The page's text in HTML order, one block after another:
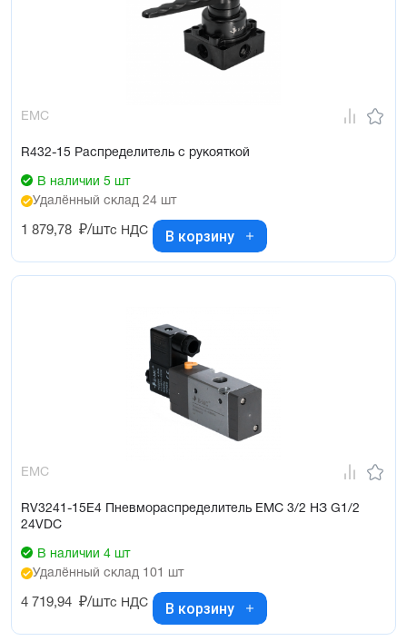
EMC
R432-15 Распределитель с рукояткой
В наличии 5 шт
Удалённый склад 24 шт
1 879,78 ₽/штс НДС В корзину
EMC
RV3241-15E4 Пневмораспределитель EMC 3/2 НЗ G1/2
24VDC
В наличии 4 шт
Удалённый склад 101 шт
4 719,94 ₽/штс НДС В корзину